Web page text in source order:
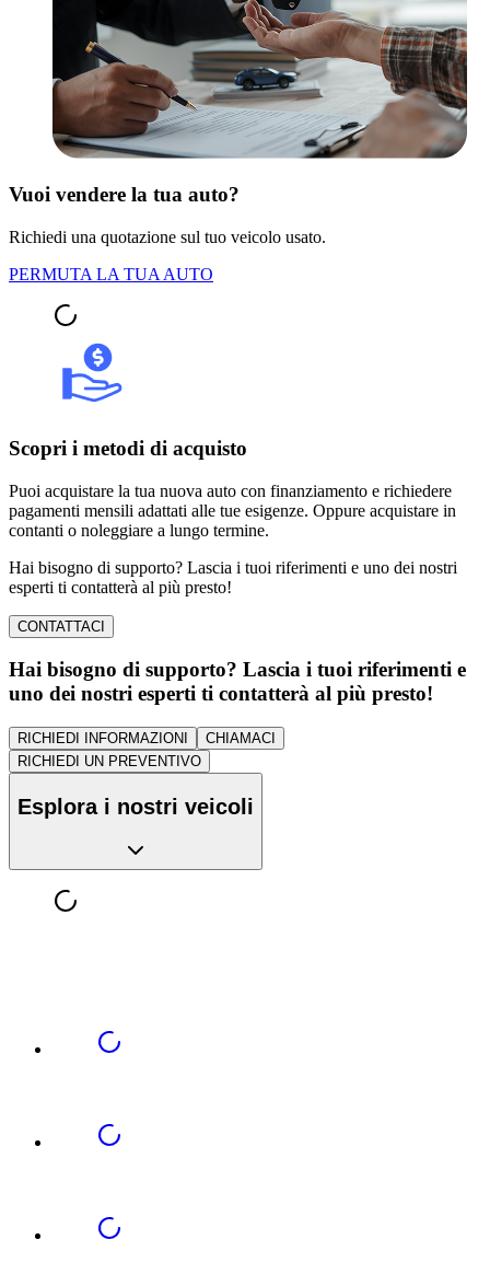
Vuoi vendere la tua auto?
Richiedi una quotazione sul tuo veicolo usato.
PERMUTA LA TUA AUTO
Scopri i metodi di acquisto
Puoi acquistare la tua nuova auto con finanziamento e richiedere
pagamenti mensili adattati alle tue esigenze. Oppure acquistare in
contanti o noleggiare a lungo termine.
Hai bisogno di supporto? Lascia i tuoi riferimenti e uno dei nostri
esperti ti contatterà al più presto!
CONTATTACI
Hai bisogno di supporto? Lascia i tuoi riferimenti e
uno dei nostri esperti ti contatterà al più presto!
RICHIEDI INFORMAZIONI
CHIAMACI
RICHIEDI UN PREVENTIVO
Esplora i nostri veicoli